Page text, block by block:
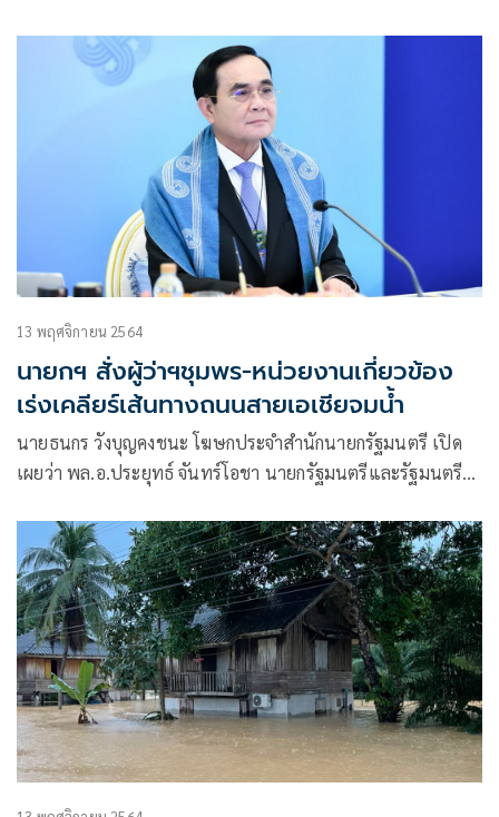
13 พฤศจิกายน 2564
นายกฯ สั่งผู้ว่าฯชุมพร-หน่วยงานเกี่ยวข้อง
เร่งเคลียร์เส้นทางถนนสายเอเชียจมน้ำ
นายธนกร วังบุญคงชนะ โฆษกประจำสำนักนายกรัฐมนตรี เปิด
เผยว่า พล.อ.ประยุทธ์ จันทร์โอชา นายกรัฐมนตรีและรัฐมนตรี
ตัดขาด